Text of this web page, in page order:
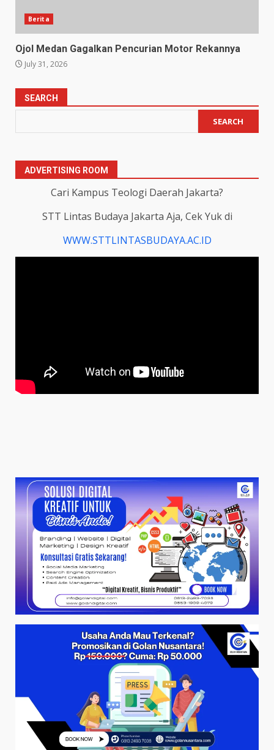
Berita
Ojol Medan Gagalkan Pencurian Motor Rekannya
July 31, 2026
SEARCH
SEARCH
ADVERTISING ROOM
Cari Kampus Teologi Daerah Jakarta?
STT Lintas Budaya Jakarta Aja, Cek Yuk di
WWW.STTLINTASBUDAYA.AC.ID